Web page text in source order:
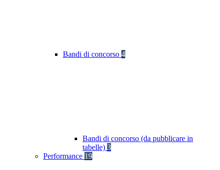
Bandi di concorso 4
Bandi di concorso (da pubblicare in
tabelle) 3
Performance 19